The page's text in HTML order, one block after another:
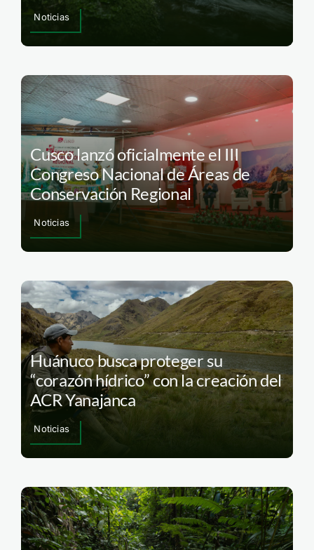
Noticias
Cusco lanzó oficialmente el III
Congreso Nacional de Áreas de
Conservación Regional
Noticias
Huánuco busca proteger su
“corazón hídrico” con la creación del
ACR Yanajanca
Noticias